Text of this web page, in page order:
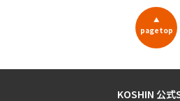
▲
pagetop
KOSHIN 公式